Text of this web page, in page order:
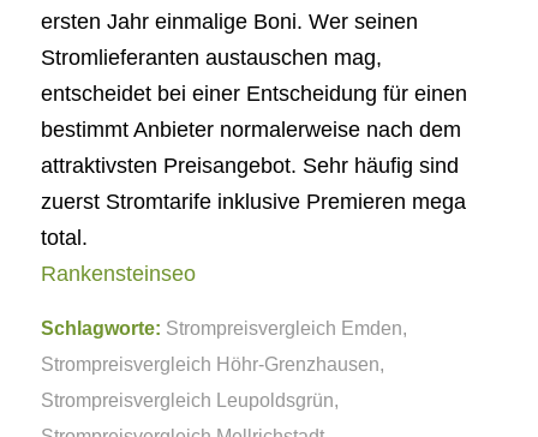
ersten Jahr einmalige Boni. Wer seinen
Stromlieferanten austauschen mag,
entscheidet bei einer Entscheidung für einen
bestimmt Anbieter normalerweise nach dem
attraktivsten Preisangebot. Sehr häufig sind
zuerst Stromtarife inklusive Premieren mega
total.
Rankensteinseo
Schlagworte: Strompreisvergleich Emden,
Strompreisvergleich Höhr-Grenzhausen,
Strompreisvergleich Leupoldsgrün,